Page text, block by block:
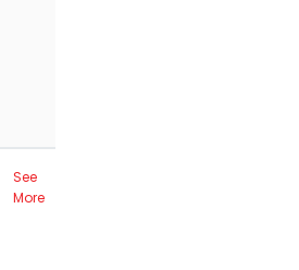
See
More